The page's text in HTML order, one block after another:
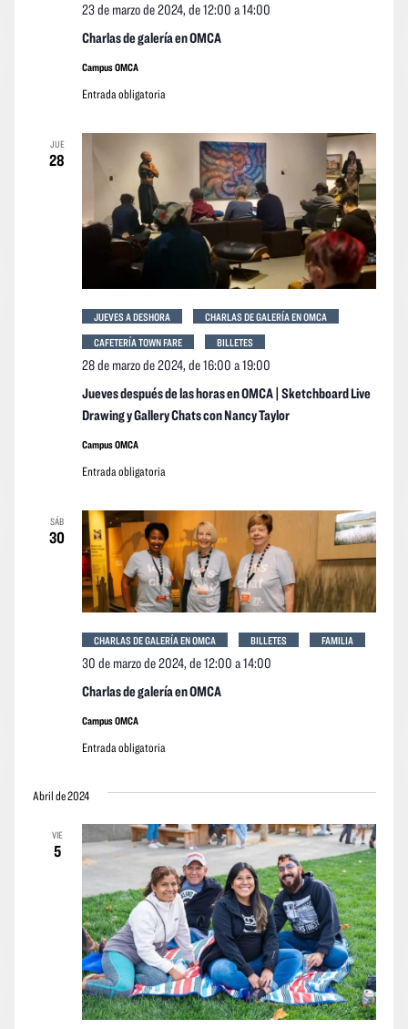
Charlas de galería en OMCA
23 de marzo de 2024, de 12:00 a14:00
Campus OMCA
Entrada obligatoria
JUE
28
Jueves después de las horas en OMCA | Sketchboard Live
Drawing y Gallery Chats con Nancy Taylor
28 de marzo de 2024, de 16:00 a19:00
JUEVES A DESHORA
CHARLAS DE GALERÍA EN OMCA
CAFETERÍA TOWN FARE
BILLETES
Campus OMCA
Entrada obligatoria
SÁB
30
Charlas de galería en OMCA
30 de marzo de 2024, de 12:00 a14:00
CHARLAS DE GALERÍA EN OMCA BILLETES FAMILIA
Campus OMCA
Entrada obligatoria
Abril de 2024
VIE
5